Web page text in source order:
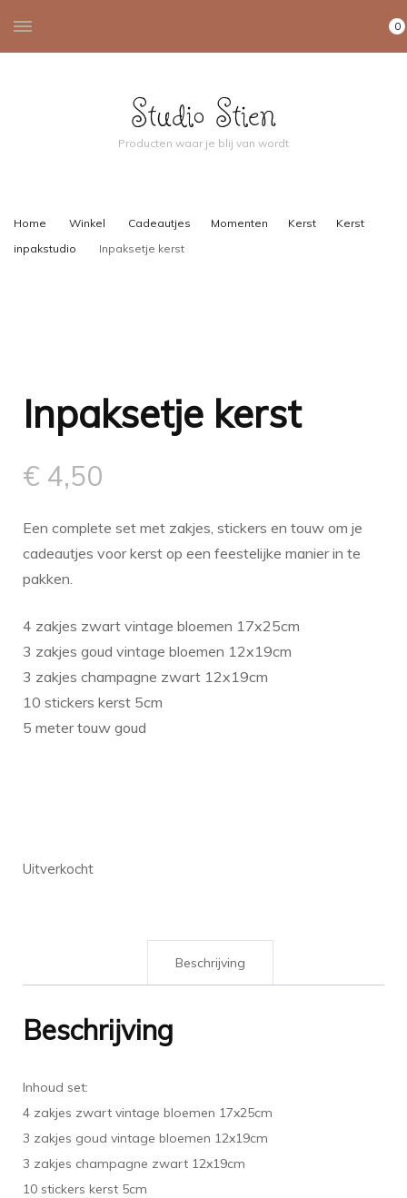
0
Studio Stien
Producten waar je blij van wordt
Home Winkel Cadeautjes Momenten Kerst
Kerst
inpakstudio
Inpaksetje kerst
Inpaksetje kerst
€ 4,50
Een complete set met zakjes, stickers en touw om je
cadeautjes voor kerst op een feestelijke manier in te
pakken.
4 zakjes zwart vintage bloemen 17x25cm
3 zakjes goud vintage bloemen 12x19cm
3 zakjes champagne zwart 12x19cm
10 stickers kerst 5cm
5 meter touw goud
Uitverkocht
Beschrijving
Beschrijving
Inhoud set:
4 zakjes zwart vintage bloemen 17x25cm
3 zakjes goud vintage bloemen 12x19cm
3 zakjes champagne zwart 12x19cm
10 stickers kerst 5cm